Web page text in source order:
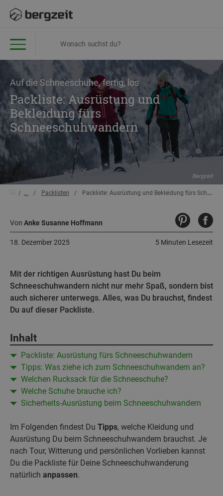
Auf die Schneeschuhe, fertig, los
Packliste: Ausrüstung und
Bekleidung fürs
Schneeschuhwandern
Bergzeit
... Packlisten Packliste: Ausrüstung und Bekleidung fürs Schneeschuhwandern
Von Anke Susanne Hoffmann
5 Minuten Lesezeit
18. Dezember 2025
Mit der richtigen Ausrüstung hast Du beim
Schneeschuhwandern nicht nur mehr Spaß, sondern bist
auch sicherer unterwegs. Alles, was Du brauchst, findest
Du auf dieser Packliste.
Inhalt
Packliste: Ausrüstung fürs Schneeschuhwandern
Tipps: Was ziehe ich zum Schneeschuhwandern an?
Welchen Rucksack für die Schneeschuhe?
Welche Schuhe brauche ich?
Sicherheits-Ausrüstung beim Schneeschuhwandern
Im Folgenden findest Du Tipps, welche Kleidung und
Ausrüstung Du beim Schneeschuhwandern brauchst. Je
nach Tour, Witterung und persönlichen Vorlieben kannst
Du die Packliste für Deine Schneeschuhwanderung
natürlich anpassen.